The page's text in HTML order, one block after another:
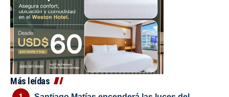
Más leídas